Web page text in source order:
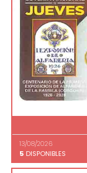
13/08/2026
5 DISPONIBLES